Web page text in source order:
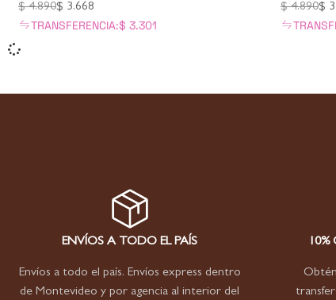
$4.890$ 3.668
TRANSFERENCIA:$ 3.301
$4.890$
ENVÍOS A TODO EL PAÍS
Envíos a todo el país. Envíos express dentro
de Montevideo y por agencia al interior del
10%